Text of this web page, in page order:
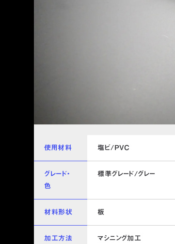
使用材料 塩ビ/PVC
グレード・
色
標準グレード/グレー
材料形状 板
加工方法 マシニング加工